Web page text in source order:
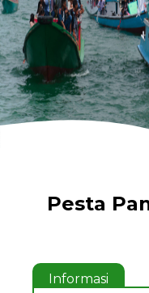
Pesta
Informasi